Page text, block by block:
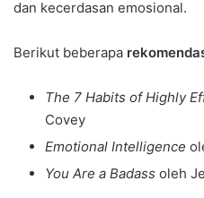
dan kecerdasan emosional.
Berikut beberapa
The 7 Habits of Highly
Covey
Emotional Intelligence
You Are a Badass oleh